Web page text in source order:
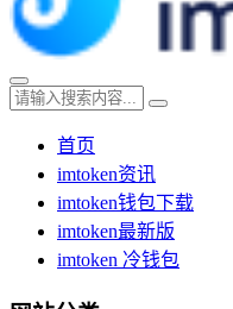
首页
imtoken资讯
imtoken钱包下载
imtoken最新版
imtoken 冷钱包